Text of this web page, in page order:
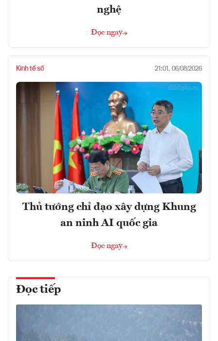
nghệ
Đọc ngay
Kinh tế số 21:01, 06/08/2026
Thủ tướng chỉ đạo xây dựng Khung
an ninh AI quốc gia
Đọc ngay
Đọc tiếp